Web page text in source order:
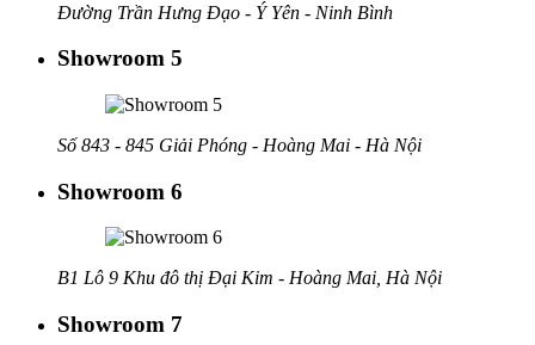
Đường Trần Hưng Đạo - Ý Yên - Ninh Bình
Showroom 5
Số 843 - 845 Giải Phóng - Hoàng Mai - Hà Nội
Showroom 6
B1 Lô 9 Khu đô thị Đại Kim - Hoàng Mai, Hà Nội
Showroom 7